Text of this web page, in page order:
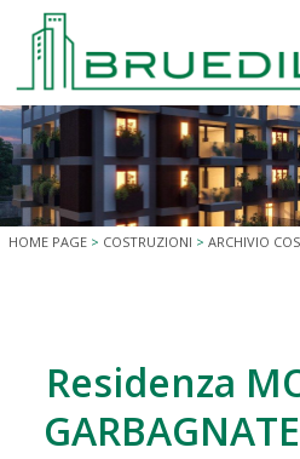
Home
Chi Siamo
Residenza LA POSTERIA
Residenza ELEVA
HOME PAGE > COSTRUZIONI >ARCHIVIO
Residenza